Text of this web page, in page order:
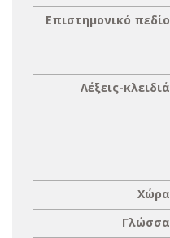
Επιστημονικό πεδίο
Λέξεις-κλειδιά
Χώρα
Γλώσσα